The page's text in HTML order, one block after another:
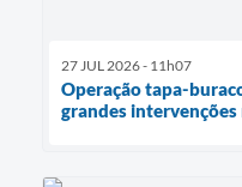
27 JUL 2026 - 11h07
Operação tapa-
grandes intervenções